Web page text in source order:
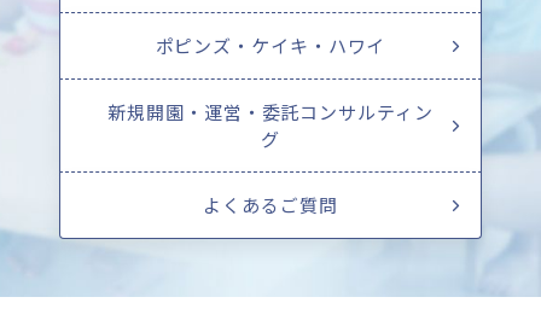
ポピンズ・ケイキ・ハワイ
新規開園・運営・委託コンサルティン
グ
よくあるご質問